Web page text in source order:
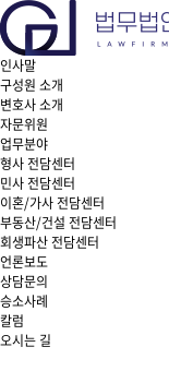
인사말
구성원 소개
변호사 소개
자문위원
업무분야
형사 전담센터
민사 전담센터
이혼/가사 전담센터
부동산/건설 전담센터
회생파산 전담센터
언론보도
상담문의
승소사례
칼럼
오시는 길